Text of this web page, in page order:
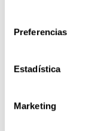
Preferencias
Estadística
Marketing
ablandan
cepillo puede